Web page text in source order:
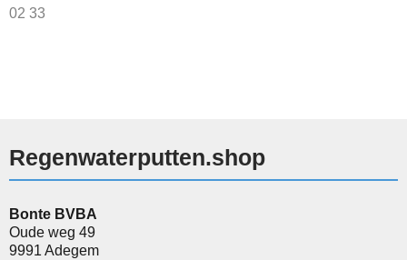
02 33
Regenwaterputten.shop
Bonte BVBA
Oude weg 49
9991 Adegem